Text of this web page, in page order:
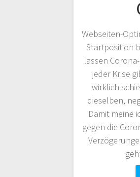
Webseiten-
Startposition
lassen
jeder Krise
wirklich
dieselben,
Damit meine
gegen die